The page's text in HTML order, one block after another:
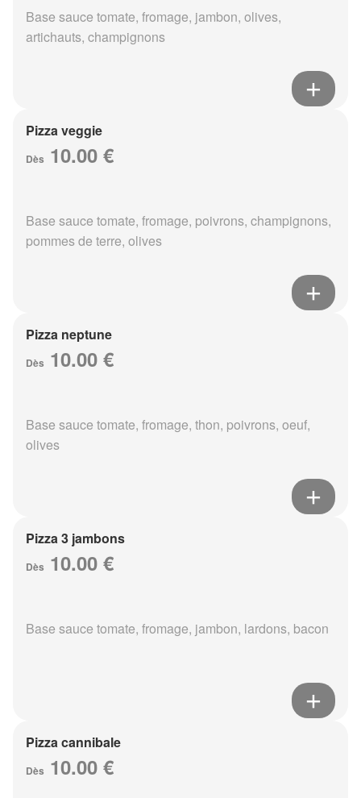
Base sauce tomate, fromage, jambon, olives,
artichauts, champignons
Pizza veggie
Dès 10.00 €
Base sauce tomate, fromage, poivrons, champignons,
pommes de terre, olives
Pizza neptune
Dès 10.00 €
Base sauce tomate, fromage, thon, poivrons, oeuf,
olives
Pizza 3 jambons
Dès 10.00 €
Base sauce tomate, fromage, jambon, lardons, bacon
Pizza cannibale
Dès 10.00 €